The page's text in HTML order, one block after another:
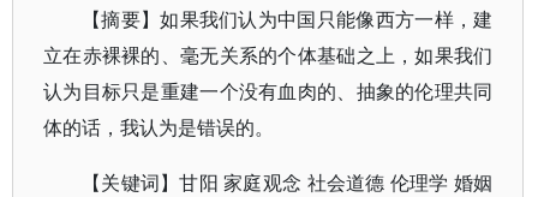
【摘要】如果我们认为中国只能像西方一样，建
立在赤裸裸的、毫无关系的个体基础之上，如果我们
认为目标只是重建一个没有血肉的、抽象的伦理共同
体的话，我认为是错误的。
【关键词】甘阳 家庭观念 社会道德 伦理学 婚姻